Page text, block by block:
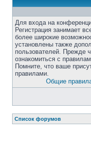
Для входа на
Регистрация занимает
более широкие
установлены также
пользователей. Прежде
ознакомиться с
Помните, что ваше
правилами.
Общие
Список форумов